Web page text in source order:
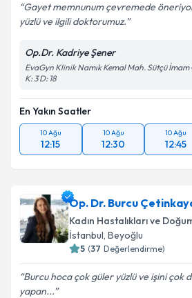
Gayet memnunum çevremede
yüzlü ve ilgili doktorumuz.
Op.Dr. Kadriye Şener
EvaGyn Klinik Namık Kemal Mah. Sütçü İmam
K: 3 D: 18
En Yakın Saatler
10 Ağu
12:15
10 Ağu
12:30
10 Ağu
12:45
Op. Dr. Burcu
Kadın Hastalıkları ve
İstanbul, Beyoğlu
5 (37 Değerlendirme)
Burcu hoca çok güler yüzlü ve işini çok
yapan...